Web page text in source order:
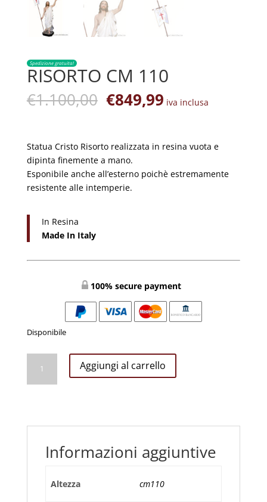
Spedizione gratuita!
RISORTO CM 110
€1.100,00 Il
prezzo
era:
€1.100,00.
€849,99Il
prezzo
è:
€849,99.
iva inclusa
Statua Cristo Risorto realizzata in resina vuota e
dipinta finemente a mano.
Esponibile anche all’esterno poichè estremamente
resistente alle intemperie.
In Resina
Made In Italy
100% secure payment
Disponibile
110
Aggiungi al carrello
Informazioni aggiuntive
Altezza cm110